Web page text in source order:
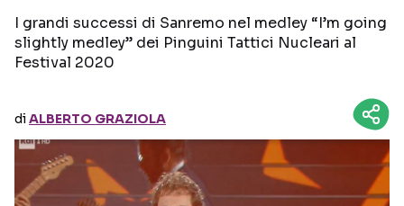
I grandi successi di Sanremo nel medley “I’m going
slightly medley” dei Pinguini Tattici Nucleari al
Festival 2020
diALBERTO GRAZIOLA